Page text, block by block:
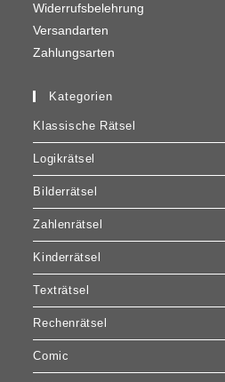
Widerrufsbelehrung
Versandarten
Zahlungsarten
Kategorien
Klassische Rätsel
Logikrätsel
Bilderrätsel
Zahlenrätsel
Kinderrätsel
Texträtsel
Rechenrätsel
Comic